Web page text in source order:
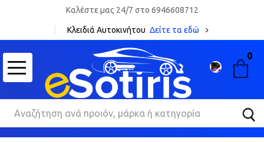
Καλέστε μας 24/7 στο 6946608712
Κλειδιά Αυτοκινήτου Δείτε τα εδώ
0